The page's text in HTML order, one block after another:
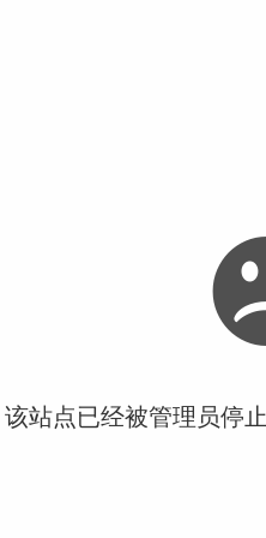
站点已经被管理员停